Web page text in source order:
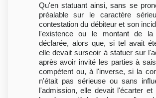
Qu'en statuant ainsi, sans se
préalable sur le caractère
contestation du débiteur et son
l'existence ou le montant de la
déclarée, alors que, si tel avait
elle devait surseoir à statuer sur
après avoir invité les parties à
compétent ou, à l'inverse, si la
n'était pas sérieuse ou sans
l'admission, elle devait l'écarter et